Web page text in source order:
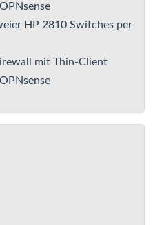
HP 2810 Switches per
mit Thin-Client